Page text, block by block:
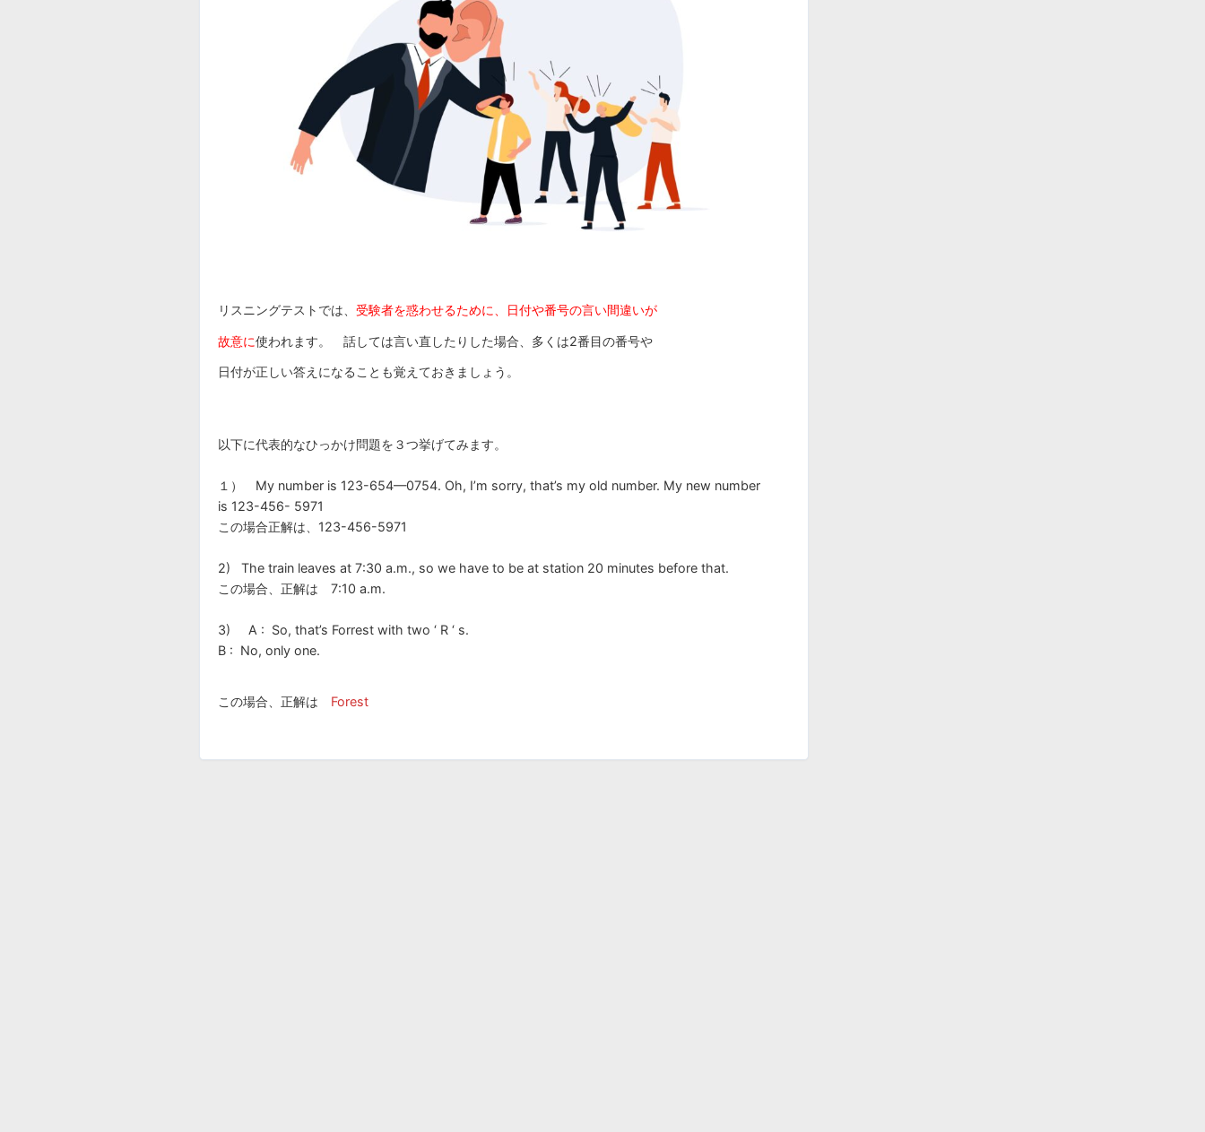
リスニングテストでは、 受験者を惑わせるために、日付や番号の言い間違いが
故意に使われます。 話しては言い直したりした場合、多くは2番目の番号や
日付が正しい答えになることも覚えておきましょう。
以下に代表的なひっかけ問題を３つ挙げてみます。
１） My number is 123-654—0754. Oh, I’m sorry, that’s my old number. My new number
is 123-456- 5971
この場合正解は、123-456-5971
2) The train leaves at 7:30 a.m., so we have to be at station 20 minutes before that.
この場合、正解は 7:10 a.m.
3) A : So, that’s Forrest with two ‘ R ‘ s.
B : No, only one.
この場合、正解は Forest